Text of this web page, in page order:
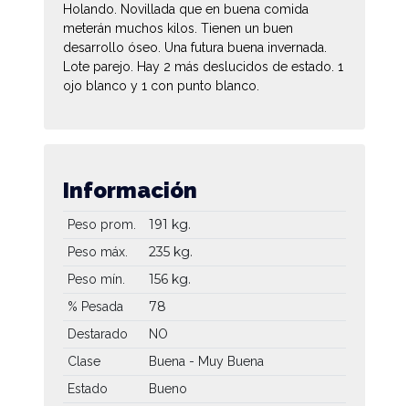
Holando. Novillada que en buena comida
meterán muchos kilos. Tienen un buen
desarrollo óseo. Una futura buena invernada.
Lote parejo. Hay 2 más deslucidos de estado. 1
ojo blanco y 1 con punto blanco.
Información
Peso prom. 191 kg.
Peso máx. 235 kg.
Peso mín. 156 kg.
% Pesada 78
Destarado
NO
Clase
Buena - Muy Buena
Estado
Bueno